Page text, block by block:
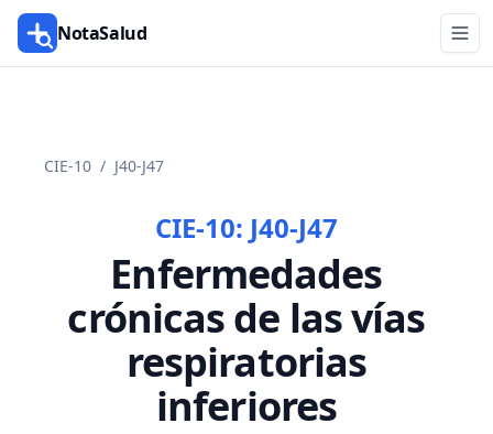
NotaSalud
CIE-10 / J40-J47
CIE-10: J40-J47
Enfermedades
crónicas de las vías
respiratorias
inferiores